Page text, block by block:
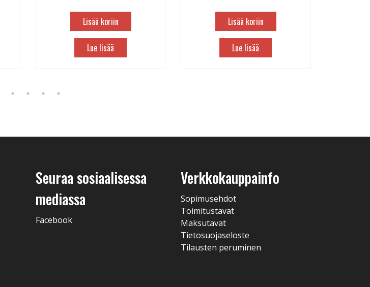
Lisää koriin
Lue lisää
Lisää koriin
Lue lisää
Seuraa sosiaalisessa
mediassa
Facebook
Verkkokauppainfo
Sopimusehdot
Toimitustavat
Maksutavat
Tietosuojaseloste
Tilausten peruminen